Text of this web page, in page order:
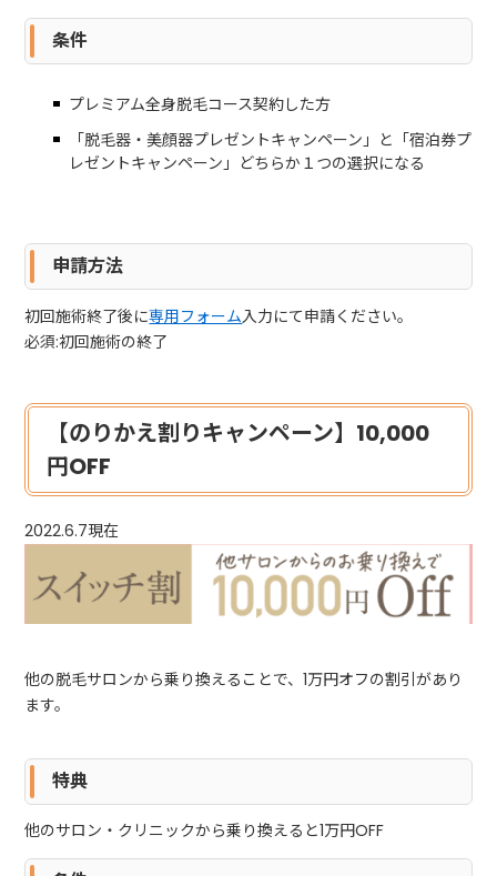
条件
プレミアム全身脱毛コース契約した方
「脱毛器・美顔器プレゼントキャンペーン」と「宿泊券プ
レゼントキャンペーン」どちらか１つの選択になる
申請方法
初回施術終了後に専用フォーム入力にて申請ください。
必須:初回施術の終了
【のりかえ割りキャンペーン】10,000
円OFF
2022.6.7現在
他の脱毛サロンから乗り換えることで、1万円オフの割引があり
ます。
特典
他のサロン・クリニックから乗り換えると1万円OFF